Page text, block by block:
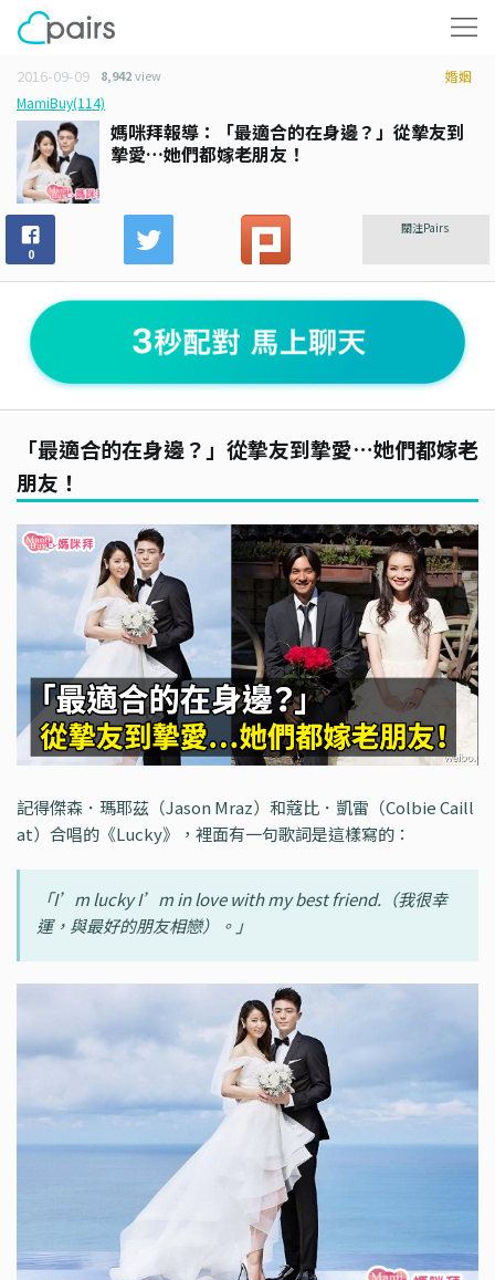
2016-09-09 8,942view
婚姻
MamiBuy(114)
媽咪拜報導：「最適合的在身邊？」從摯友到
摯愛…她們都嫁老朋友！
0
關注Pairs
「最適合的在身邊？」從摯友到摯愛…她們都嫁老
朋友！
記得傑森．瑪耶茲（Jason Mraz）和蔻比．凱雷（Colbie Caill
at）合唱的《Lucky》，裡面有一句歌詞是這樣寫的：
「I’m lucky I’m in love with my best friend.（我很幸
運，與最好的朋友相戀）。」